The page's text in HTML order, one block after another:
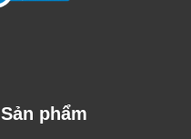
Sản phẩm